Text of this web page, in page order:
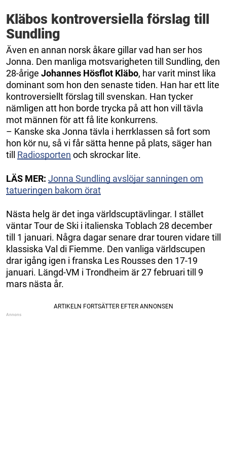
Kläbos kontroversiella förslag till
Sundling
Även en annan norsk åkare gillar vad han ser hos
Jonna. Den manliga motsvarigheten till Sundling, den
28-årige Johannes Hösflot Kläbo, har varit minst lika
dominant som hon den senaste tiden. Han har ett lite
kontroversiellt förslag till svenskan. Han tycker
nämligen att hon borde trycka på att hon vill tävla
mot männen för att få lite konkurrens.
– Kanske ska Jonna tävla i herrklassen så fort som
hon kör nu, så vi får sätta henne på plats, säger han
till Radiosporten och skrockar lite.
LÄS MER: Jonna Sundling avslöjar sanningen om
tatueringen bakom örat
Nästa helg är det inga världscuptävlingar. I stället
väntar Tour de Ski i italienska Toblach 28 december
till 1 januari. Några dagar senare drar touren vidare till
klassiska Val di Fiemme. Den vanliga världscupen
drar igång igen i franska Les Rousses den 17-19
januari. Längd-VM i Trondheim är 27 februari till 9
mars nästa år.